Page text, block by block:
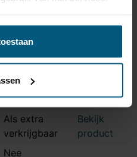
Nee
Als extra
verkrijgbaar
product
Als extra
verkrijgbaar
Bekijk
product
Nee